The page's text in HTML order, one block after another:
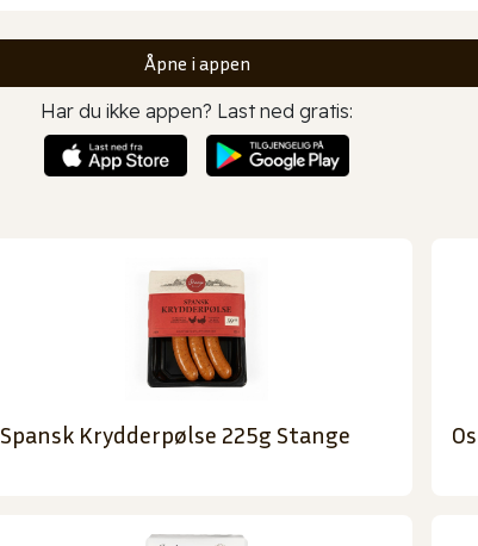
Åpne i appen
Har du ikke appen? Last ned gratis:
Spansk Krydderpølse 225g Stange